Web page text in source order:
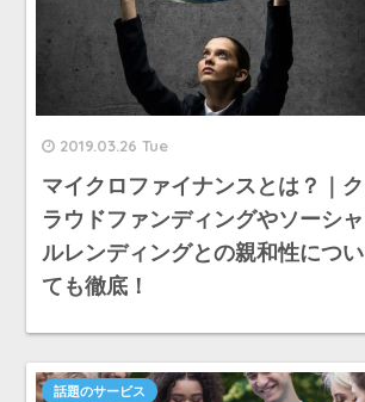
2019.03.26 Tue
マイクロファイナンスとは？｜ク
ラウドファンディングやソーシャ
ルレンディングとの親和性につい
ても徹底！
話題のサービス